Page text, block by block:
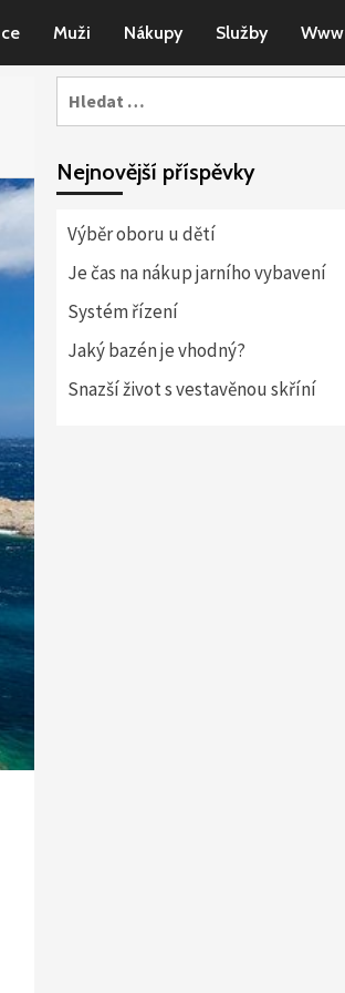
Muži Nákupy Služby Www
Nejnovější příspěvky
Výběr oboru u dětí
Je čas na nákup jarního vybavení
Systém řízení
Jaký bazén je vhodný?
Snazší život s vestavěnou skříní